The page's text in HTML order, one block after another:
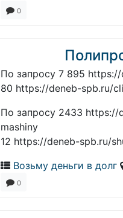
0
По запросу 7 895
80 https://deneb-spb.ru/
По запросу 2433
mashiny
12 https://deneb-spb.ru/
Возьму деньги в долг
0